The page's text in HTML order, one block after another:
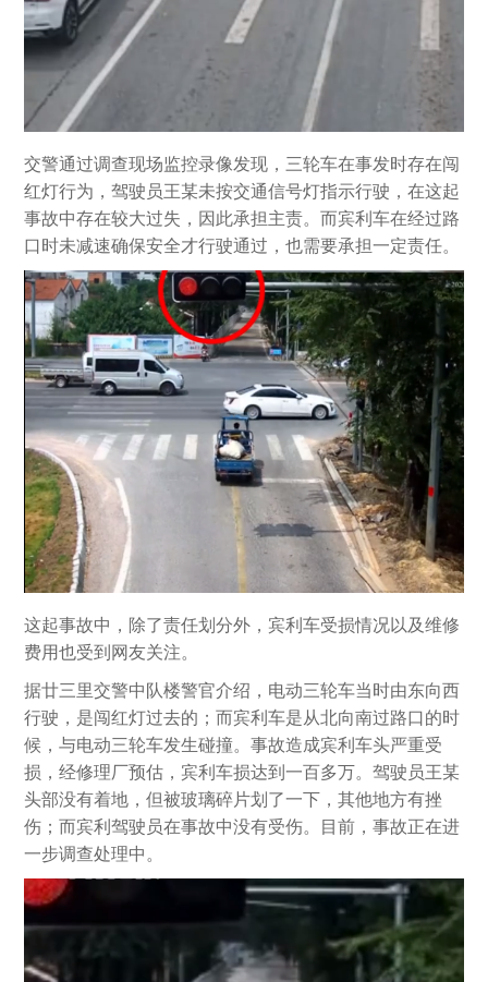
交警通过调查现场监控录像发现，三轮车在事发时存在闯
红灯行为，驾驶员王某未按交通信号灯指示行驶，在这起
事故中存在较大过失，因此承担主责。而宾利车在经过路
口时未减速确保安全才行驶通过，也需要承担一定责任。
这起事故中，除了责任划分外，宾利车受损情况以及维修
费用也受到网友关注。
据廿三里交警中队楼警官介绍，电动三轮车当时由东向西
行驶，是闯红灯过去的；而宾利车是从北向南过路口的时
候，与电动三轮车发生碰撞。事故造成宾利车头严重受
损，经修理厂预估，宾利车损达到一百多万。驾驶员王某
头部没有着地，但被玻璃碎片划了一下，其他地方有挫
伤；而宾利驾驶员在事故中没有受伤。目前，事故正在进
一步调查处理中。